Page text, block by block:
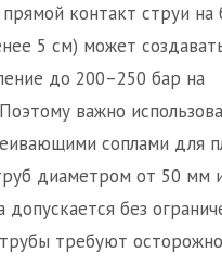
контакт струи на
5 см) может
до 200–250 бар на
важно
соплами для
диаметром от 50 мм
без
требуют